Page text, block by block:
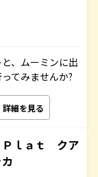
、ムーミンに出
てみませんか?
詳細を見る
ｌａｔ クア